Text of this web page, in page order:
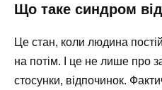
Що таке синдром
Це стан, коли людина
на потім. І це не лише про
стосунки, відпочинок.